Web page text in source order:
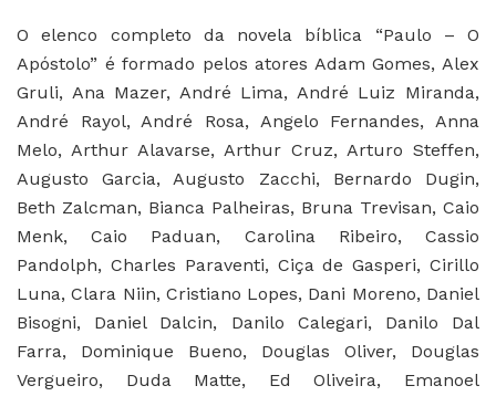
O elenco completo da novela bíblica “Paulo – O
Apóstolo” é formado pelos atores Adam Gomes, Alex
Gruli, Ana Mazer, André Lima, André Luiz Miranda,
André Rayol, André Rosa, Angelo Fernandes, Anna
Melo, Arthur Alavarse, Arthur Cruz, Arturo Steffen,
Augusto Garcia, Augusto Zacchi, Bernardo Dugin,
Beth Zalcman, Bianca Palheiras, Bruna Trevisan, Caio
Menk, Caio Paduan, Carolina Ribeiro, Cassio
Pandolph, Charles Paraventi, Ciça de Gasperi, Cirillo
Luna, Clara Niin, Cristiano Lopes, Dani Moreno, Daniel
Bisogni, Daniel Dalcin, Danilo Calegari, Danilo Dal
Farra, Dominique Bueno, Douglas Oliver, Douglas
Vergueiro, Duda Matte, Ed Oliveira, Emanoel